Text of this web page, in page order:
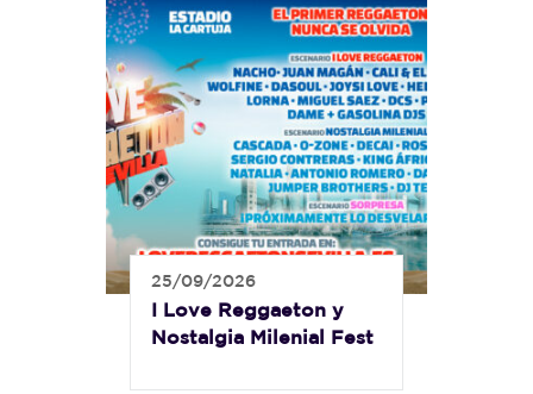
25/09/2026
I Love Reggaeton y
Nostalgia Milenial Fest